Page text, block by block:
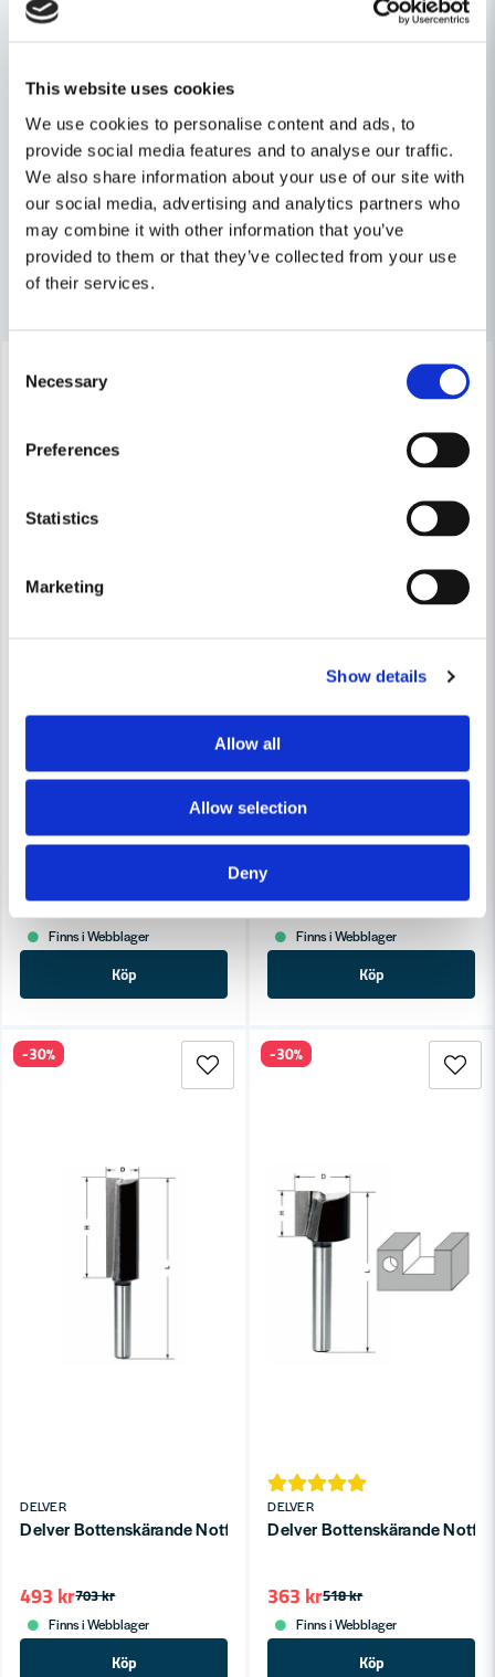
This website uses cookies
We use cookies to personalise content and ads, to
provide social media features and to analyse our traffic.
We also share information about your use of our site with
our social media, advertising and analytics partners who
may combine it with other information that you’ve
provided to them or that they’ve collected from your use
of their services.
Selection
Necessary
Preferences
Statistics
Marketing
Show details
Allow all
Allow selection
Deny
Diameter (mm)
question
Fråga oss något om denna produkten...
name
Namn
email
Mejladress
Recensioner (1)
för 9 månader sedan
Snabb leverans och produkten uppfyller
önskemålet.
Relaterade kategorier
Notfräsar
Frässtål & sammanfogning
Tillbehör & Förbrukning
Andra produkter i kategorin
Delver Bottenskärande Notfräs 26×25×59 S=8
476 kr
333 kr
Finns i Webblager
Köp
DELVER
Delver Bottenskärande
419 kr
293 kr
Finns i Webblager
Köp
DELVER
Delver Bottenskärande Notfräs 16×50×90 S=8
703 kr
493 kr
Finns i Webblager
Köp
-30%
DELVER
Delver Bottenskärande
518 kr
363 kr
Finns i Webblager
Köp
-30%